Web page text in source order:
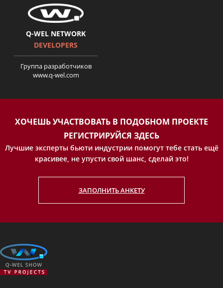
Q-WEL NETWORK
DEVELOPERS
Группа разработчиков
www.q-wel.com
ХОЧЕШЬ УЧАСТВОВАТЬ В ПОДОБНОМ ПРОЕКТЕ
РЕГИСТРИРУЙСЯ ЗДЕСЬ
Лучшие эксперты бьюти индустрии помогут тебе стать ещё
красивее, не упусти свой шанс, сделай это!
ЗАПОЛНИТЬ АНКЕТУ